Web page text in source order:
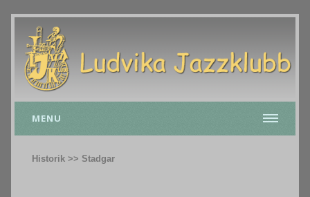
MENU
Historik >> Stadgar